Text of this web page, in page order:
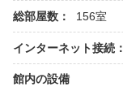
総部屋数： 156室
インターネット接続：
館内の設備